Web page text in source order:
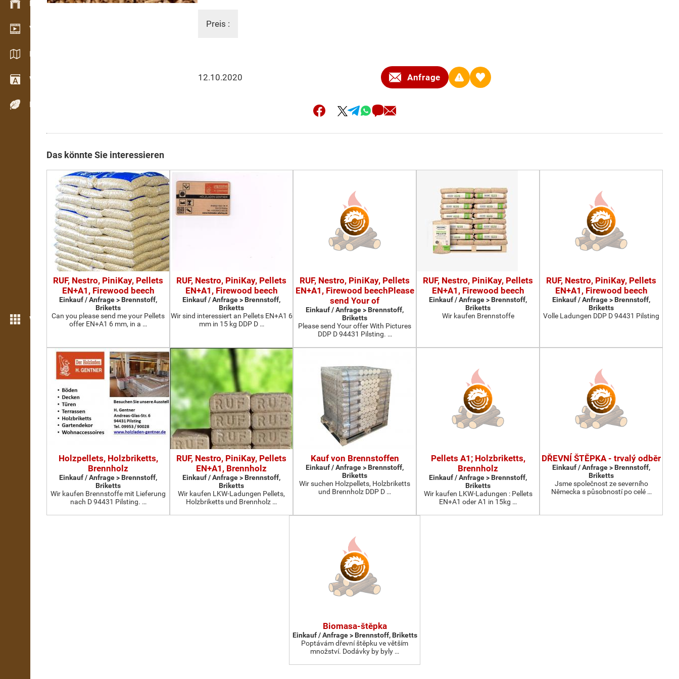
Bestandsmanagement
Video Showroom
Kataloge / Broschüren
Wörterbuch
Holzarten
Weitere Funktionen
Preis :
12.10.2020 Anfrage
Das könnte Sie interessieren
RUF, Nestro, PiniKay, Pellets
EN+A1, Firewood beech
Einkauf / Anfrage > Brennstoff,
Briketts
​Can you please send me your Pellets
offer EN+A1 6 mm, in a …
RUF, Nestro, PiniKay, Pellets
EN+A1, Firewood beech
Einkauf / Anfrage > Brennstoff,
Briketts
Wir sind interessiert an Pellets EN+A1 6
mm in 15 kg DDP D …
RUF, Nestro, PiniKay, Pellets
EN+A1, Firewood beechPlease
send Your of
Einkauf / Anfrage > Brennstoff,
Briketts
Please send Your offer With Pictures
DDP D 94431 Pilsting. …
RUF, Nestro, PiniKay, Pellets
EN+A1, Firewood beech
Einkauf / Anfrage > Brennstoff,
Briketts
Wir kaufen Brennstoffe
RUF, Nestro, PiniKay, Pellets
EN+A1, Firewood beech
Einkauf / Anfrage > Brennstoff,
Briketts
Volle Ladungen DDP D 94431 Pilsting
Holzpellets, Holzbriketts,
Brennholz
Einkauf / Anfrage > Brennstoff,
Briketts
Wir kaufen Brennstoffe mit Lieferung
nach D 94431 Pilsting. …
RUF, Nestro, PiniKay, Pellets
EN+A1, Brennholz
Einkauf / Anfrage > Brennstoff,
Briketts
Wir kaufen LKW-Ladungen Pellets,
Holzbriketts und Brennholz …
Kauf von Brennstoffen
Einkauf / Anfrage > Brennstoff,
Briketts
Wir suchen Holzpellets, Holzbriketts
und Brennholz DDP D …
Pellets A1; Holzbriketts,
Brennholz
Einkauf / Anfrage > Brennstoff,
Briketts
Wir kaufen LKW-Ladungen : Pellets
EN+A1 oder A1 in 15kg …
DŘEVNÍ ŠTĚPKA - trvalý odběr
Einkauf / Anfrage > Brennstoff,
Briketts
Jsme společnost ze severního
Německa s působností po celé …
Biomasa-štěpka
Einkauf / Anfrage > Brennstoff, Briketts
Poptávám dřevní štěpku ve větším
množství. Dodávky by byly …